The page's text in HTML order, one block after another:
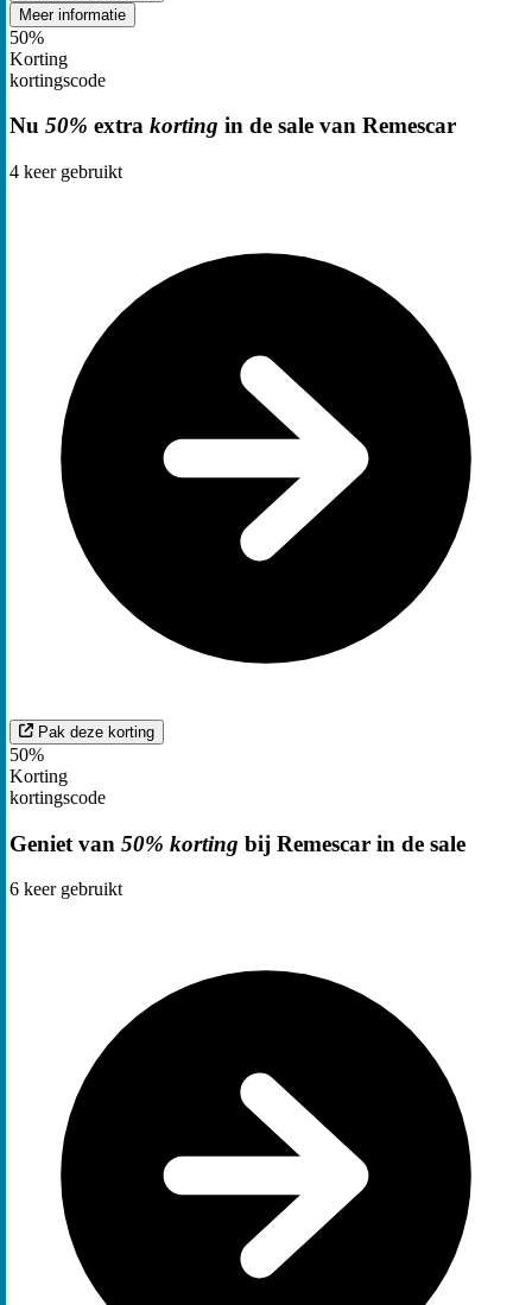
Meer informatie
50%
Korting
kortingscode
Nu 50% extra korting in de sale van Remescar
4 keer gebruikt
Pak deze korting
50%
Korting
kortingscode
Geniet van 50% korting bij Remescar in de sale
6 keer gebruikt